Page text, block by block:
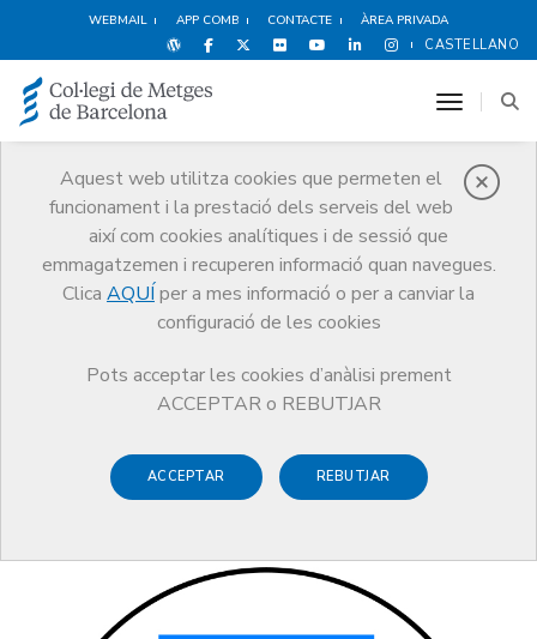
WEBMAIL APP COMB CONTACTE ÀREA PRIVADA
CASTELLANO
Aquest web utilitza cookies que permeten el
funcionament i la prestació dels serveis del web
així com cookies analítiques i de sessió que
emmagatzemen i recuperen informació quan navegues.
Clica AQUÍ per a mes informació o per a canviar la
configuració de les cookies
Pots acceptar les cookies d’anàlisi prement
ACCEPTAR o REBUTJAR
ACCEPTAR REBUTJAR
toggle
Protecció social
Salut i benestar del metge
Protecció social
Ajuts i prestacions del programa
Reducció quota col·legial (ajut social)
Reducció quota col·legial
(ajut social)